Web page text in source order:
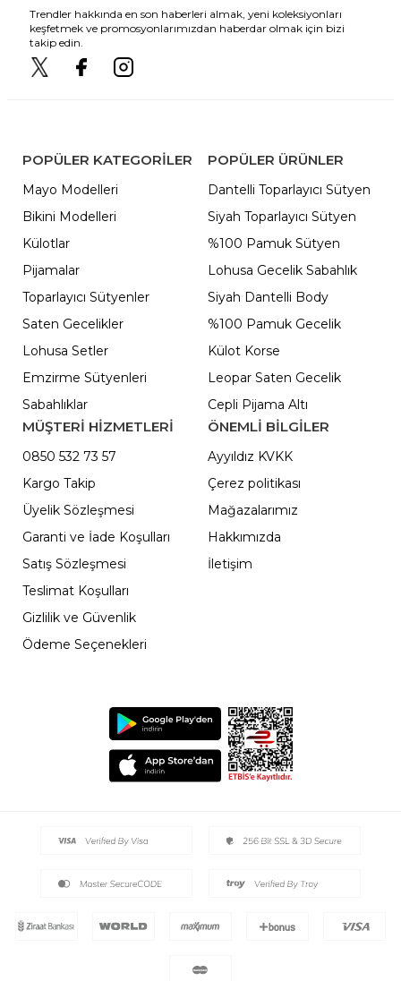
Trendler hakkında en son haberleri almak, yeni koleksiyonları
keşfetmek ve promosyonlarımızdan haberdar olmak için bizi
takip edin.
POPÜLER KATEGORILER
Mayo Modelleri
Bikini Modelleri
Külotlar
Pijamalar
Toparlayıcı Sütyenler
Saten Gecelikler
Lohusa Setler
Emzirme Sütyenleri
Sabahlıklar
POPÜLER ÜRÜNLER
Dantelli Toparlayıcı Sütyen
Siyah Toparlayıcı Sütyen
%100 Pamuk Sütyen
Lohusa Gecelik Sabahlık
Siyah Dantelli Body
%100 Pamuk Gecelik
Külot Korse
Leopar Saten Gecelik
Cepli Pijama Altı
MÜŞTERİ HİZMETLERİ
0850 532 73 57
Kargo Takip
Üyelik Sözleşmesi
Garanti ve İade Koşulları
Satış Sözleşmesi
Teslimat Koşulları
Gizlilik ve Güvenlik
Ödeme Seçenekleri
ÖNEMLI BILGILER
Ayyıldız KVKK
Çerez politikası
Mağazalarımız
Hakkımızda
İletişim